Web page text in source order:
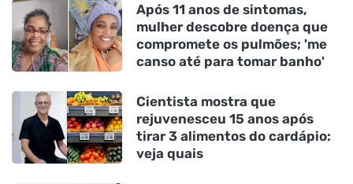
Após 11 anos de sintomas,
mulher descobre doença que
compromete os pulmões; 'me
canso até para tomar banho'
Cientista mostra que
rejuvenesceu 15 anos após
tirar 3 alimentos do cardápio:
veja quais